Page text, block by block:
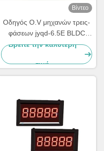
Βίντεο
Οδηγός O.V μηχανών τρεις-
φάσεων jyqd-6.5E BLDC
JUYI/συχνότητα 1-20KHZ
Βρείτε την καλύτερη
τιμή